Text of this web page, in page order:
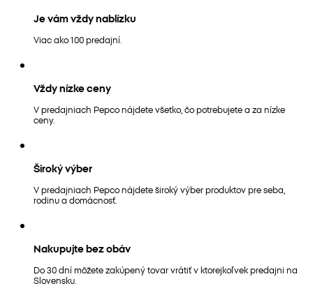
Je vám vždy nablízku
Viac ako 100 predajní.
Vždy nízke ceny
V predajniach Pepco nájdete všetko, čo potrebujete a za nízke
ceny.
Široký výber
V predajniach Pepco nájdete široký výber produktov pre seba,
rodinu a domácnosť.
Nakupujte bez obáv
Do 30 dní môžete zakúpený tovar vrátiť v ktorejkoľvek predajni na
Slovensku.